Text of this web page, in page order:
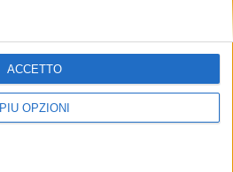
PIÙ OPZIONI
ACCETTO